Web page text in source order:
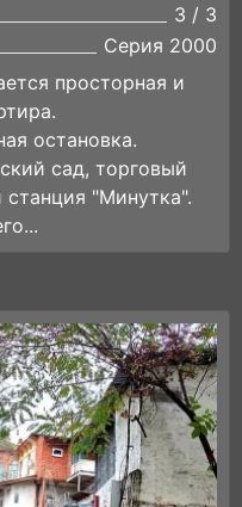
3 / 3
Серия 2000
просторная и
остановка.
сад, торговый
"Минутка".